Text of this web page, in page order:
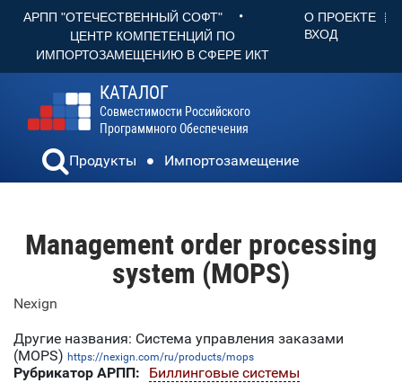
АРПП "ОТЕЧЕСТВЕННЫЙ СОФТ" •
ЦЕНТР КОМПЕТЕНЦИЙ ПО
ИМПОРТОЗАМЕЩЕНИЮ В СФЕРЕ ИКТ
О ПРОЕКТЕ
ВХОД
КАТАЛОГ
Совместимости Российского
Программного Обеспечения
Продукты Импортозамещение
Management order processing
system (MOPS)
Nexign
Другие названия: Система управления заказами
(MOPS) https://nexign.com/ru/products/mops
Рубрикатор АРПП:
Биллинговые системы